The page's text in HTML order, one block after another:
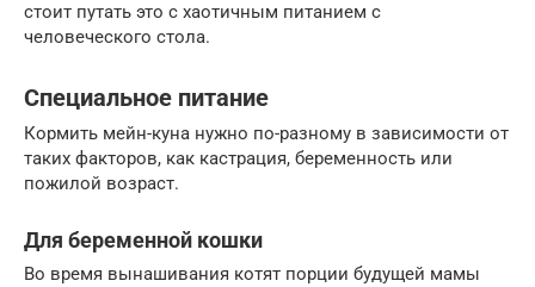
стоит путать это с хаотичным питанием с
человеческого стола.
Специальное питание
Кормить мейн-куна нужно по-разному в зависимости от
таких факторов, как кастрация, беременность или
пожилой возраст.
Для беременной кошки
Во время вынашивания котят порции будущей мамы